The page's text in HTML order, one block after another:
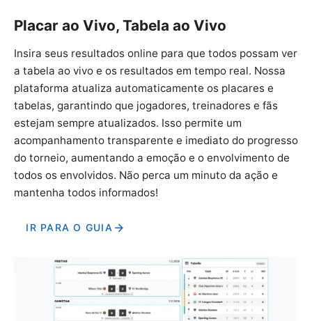
Placar ao Vivo, Tabela ao Vivo
Insira seus resultados online para que todos possam ver
a tabela ao vivo e os resultados em tempo real. Nossa
plataforma atualiza automaticamente os placares e
tabelas, garantindo que jogadores, treinadores e fãs
estejam sempre atualizados. Isso permite um
acompanhamento transparente e imediato do progresso
do torneio, aumentando a emoção e o envolvimento de
todos os envolvidos. Não perca um minuto da ação e
mantenha todos informados!
IR PARA O GUIA